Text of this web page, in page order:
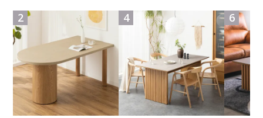
ュラル ブラウン 完成品
2 4
れ ウッデ
ル グレー
6